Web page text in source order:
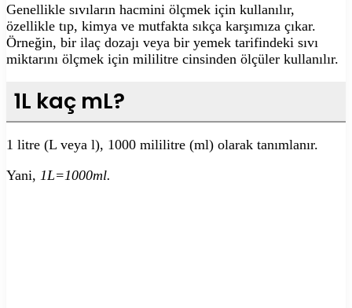
Genellikle sıvıların hacmini ölçmek için kullanılır,
özellikle tıp, kimya ve mutfakta sıkça karşımıza çıkar.
Örneğin, bir ilaç dozajı veya bir yemek tarifindeki sıvı
miktarını ölçmek için mililitre cinsinden ölçüler kullanılır.
1L kaç mL?
1 litre (L veya l), 1000 mililitre (ml) olarak tanımlanır.
Yani, 1L=1000ml.